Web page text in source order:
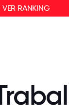
RANKING